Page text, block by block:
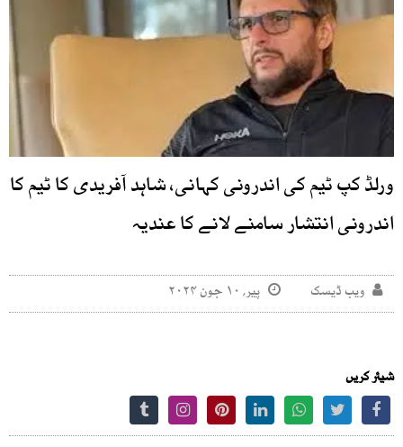
ورلڈ کپ ٹیم کی اندرونی کہانی، شاہد آفریدی کا ٹیم کا
اندرونی انتشار سامنے لانے کا عندیہ
ویب ڈیسک پیر, ۱۰ جون ۲۰۲۴
شیئر کریں